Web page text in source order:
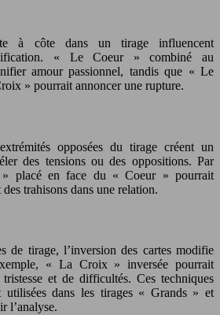
à côte dans un tirage influencent
« Le Coeur » combiné au
amour passionnel, tandis que « Le
» pourrait annoncer une rupture.
opposées du tirage créent un
des tensions ou des oppositions. Par
placé en face du « Coeur » pourrait
trahisons dans une relation.
de tirage, l’inversion des cartes modifie
« La Croix » inversée pourrait
et de difficultés. Ces techniques
utilisées dans les tirages « Grands » et
l’analyse.